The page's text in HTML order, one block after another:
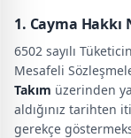
1. Cayma Hakkı
6502 sayılı
Mesafeli
Takım üzerinden
aldığınız tarihten
gerekçe